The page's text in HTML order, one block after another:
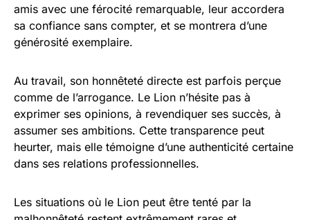
amis avec une férocité remarquable, leur accordera
sa confiance sans compter, et se montrera d’une
générosité exemplaire.
Au travail, son honnêteté directe est parfois perçue
comme de l’arrogance. Le Lion n’hésite pas à
exprimer ses opinions, à revendiquer ses succès, à
assumer ses ambitions. Cette transparence peut
heurter, mais elle témoigne d’une authenticité certaine
dans ses relations professionnelles.
Les situations où le Lion peut être tenté par la